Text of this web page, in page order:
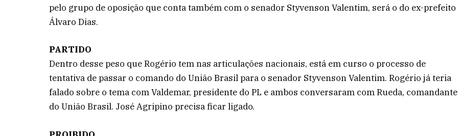
pelo grupo de oposição que conta também com o senador Styvenson Valentim, será o do ex-prefeito
Álvaro Dias.
PARTIDO
Dentro desse peso que Rogério tem nas articulações nacionais, está em curso o processo de
tentativa de passar o comando do União Brasil para o senador Styvenson Valentim. Rogério já teria
falado sobre o tema com Valdemar, presidente do PL e ambos conversaram com Rueda, comandante
do União Brasil. José Agripino precisa ficar ligado.